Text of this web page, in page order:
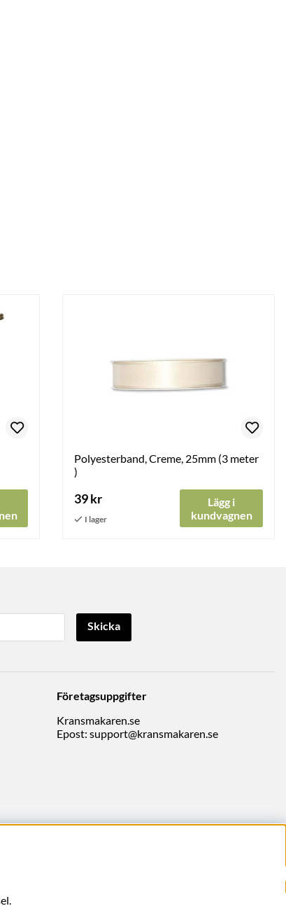
Polyesterband, Creme, 25mm (3 meter
)
39 kr
Lägg i
kundvagnen
Skicka
Företagsuppgifter
Kransmakaren.se
Epost: support@kransmakaren.se